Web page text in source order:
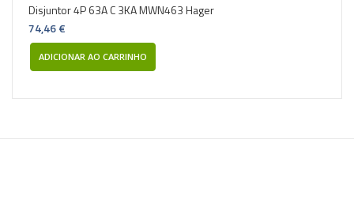
Disjuntor 4P 63A C 3KA MWN463 Hager
74,46 €
ADICIONAR AO CARRINHO